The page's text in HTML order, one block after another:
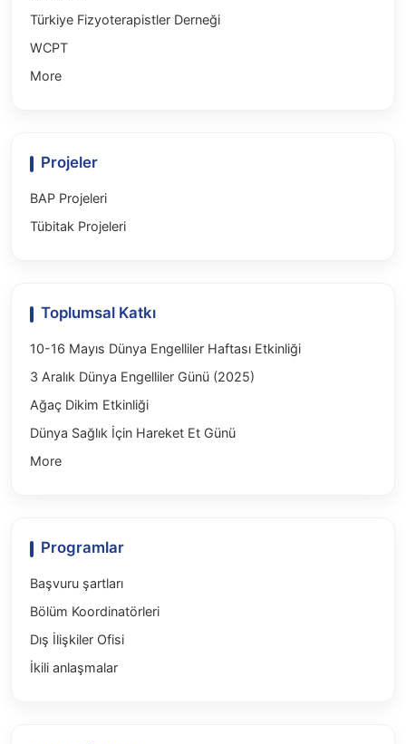
Türkiye Fizyoterapistler Derneği
WCPT
More
Projeler
BAP Projeleri
Tübitak Projeleri
Toplumsal Katkı
10-16 Mayıs Dünya Engelliler Haftası Etkinliği
3 Aralık Dünya Engelliler Günü (2025)
Ağaç Dikim Etkinliği
Dünya Sağlık İçin Hareket Et Günü
More
Programlar
Başvuru şartları
Bölüm Koordinatörleri
Dış İlişkiler Ofisi
İkili anlaşmalar